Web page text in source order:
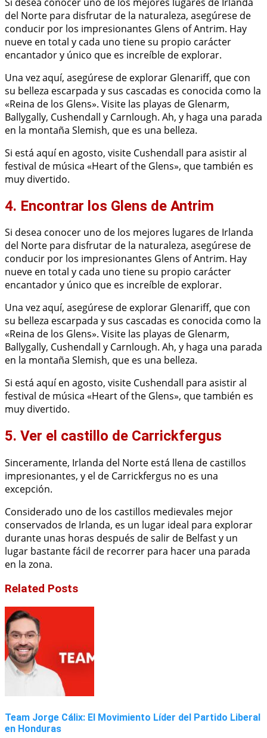
del Norte para disfrutar de la naturaleza, asegúrese de
conducir por los impresionantes Glens of Antrim. Hay
nueve en total y cada uno tiene su propio carácter
encantador y único que es increíble de explorar.
Una vez aquí, asegúrese de explorar Glenariff, que con
su belleza escarpada y sus cascadas es conocida como la
«Reina de los Glens». Visite las playas de Glenarm,
Ballygally, Cushendall y Carnlough. Ah, y haga una parada
en la montaña Slemish, que es una belleza.
Si está aquí en agosto, visite Cushendall para asistir al
festival de música «Heart of the Glens», que también es
muy divertido.
4. Encontrar los Glens de Antrim
Si desea conocer uno de los mejores lugares de Irlanda
del Norte para disfrutar de la naturaleza, asegúrese de
conducir por los impresionantes Glens of Antrim. Hay
nueve en total y cada uno tiene su propio carácter
encantador y único que es increíble de explorar.
Una vez aquí, asegúrese de explorar Glenariff, que con
su belleza escarpada y sus cascadas es conocida como la
«Reina de los Glens». Visite las playas de Glenarm,
Ballygally, Cushendall y Carnlough. Ah, y haga una parada
en la montaña Slemish, que es una belleza.
Si está aquí en agosto, visite Cushendall para asistir al
festival de música «Heart of the Glens», que también es
muy divertido.
5. Ver el castillo de Carrickfergus
Sinceramente, Irlanda del Norte está llena de castillos
impresionantes, y el de Carrickfergus no es una
excepción.
Considerado uno de los castillos medievales mejor
conservados de Irlanda, es un lugar ideal para explorar
durante unas horas después de salir de Belfast y un
lugar bastante fácil de recorrer para hacer una parada
en la zona.
Related Posts
Team Jorge Cálix: El Movimiento Líder del Partido Liberal
en Honduras